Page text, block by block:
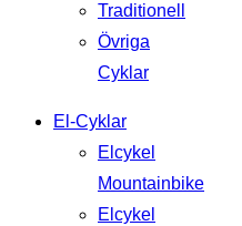
Traditionell
Övriga
Cyklar
El-Cyklar
Elcykel
Mountainbike
Elcykel